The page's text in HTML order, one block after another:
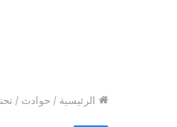
الرئيسية / حوادث /